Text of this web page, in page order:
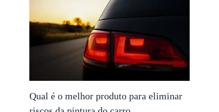
Qual é o melhor produto para eliminar